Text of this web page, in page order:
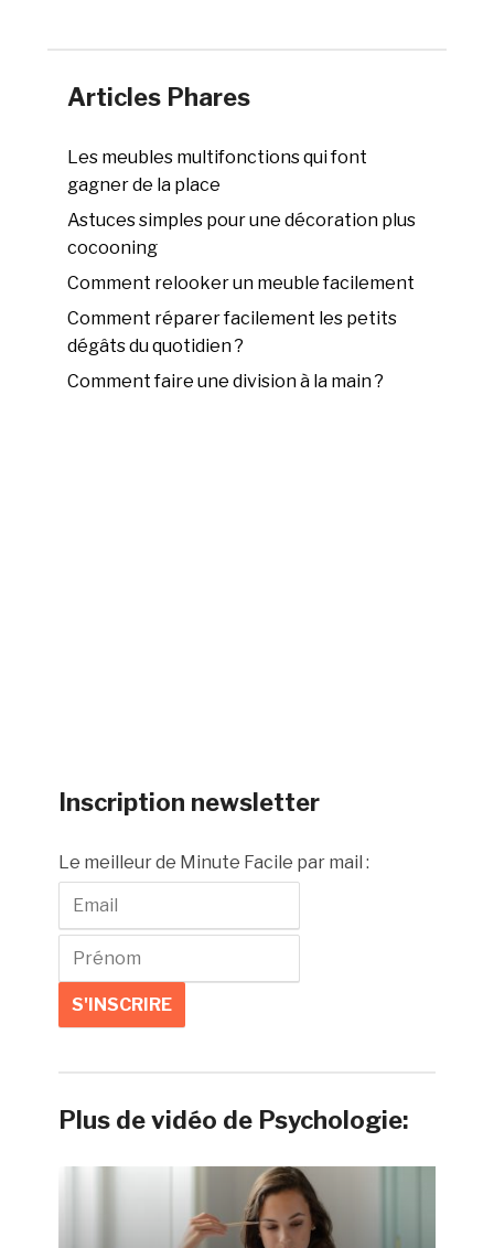
Articles Phares
Les meubles multifonctions qui font
gagner de la place
Astuces simples pour une décoration plus
cocooning
Comment relooker un meuble facilement
Comment réparer facilement les petits
dégâts du quotidien ?
Comment faire une division à la main ?
Inscription newsletter
Le meilleur de Minute Facile par mail :
Plus de vidéo de Psychologie: